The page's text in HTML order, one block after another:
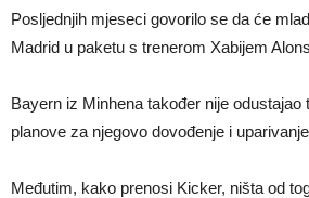
Posljednjih mjeseci govorilo se da će
Madrid u paketu s trenerom Xabijem
Bayern iz Minhena također nije odustajao
planove za njegovo dovođenje i
Međutim, kako prenosi Kicker, ništa od